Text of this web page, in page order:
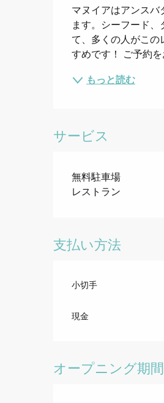
マヌイアはアンスバ
ます。シーフード
て、多くの人がこの
すめです！ ご予約を
もっと読む
サービス
無料駐車場
レストラン
支払い方法
小切手
現金
オープニング期間